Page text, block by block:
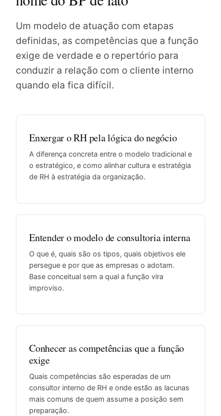
Um modelo de atuação com etapas
definidas, as competências que a função
exige de verdade e o repertório para
conduzir a relação com o cliente interno
quando ela fica difícil.
Enxergar o RH pela lógica do negócio
A diferença concreta entre o modelo tradicional e
o estratégico, e como alinhar cultura e estratégia
de RH à estratégia da organização.
Entender o modelo de consultoria interna
O que é, quais são os tipos, quais objetivos ele
persegue e por que as empresas o adotam.
Base conceitual sem a qual a função vira
improviso.
Conhecer as competências que a função
exige
Quais competências são esperadas de um
consultor interno de RH e onde estão as lacunas
mais comuns de quem assume a posição sem
preparação.